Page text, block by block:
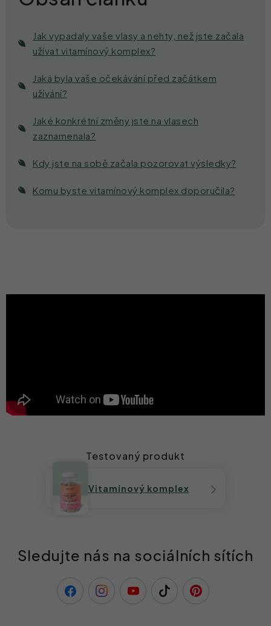
Jak vypadaly vaše vlasy a nehty, než jste začala
užívat vitamínový komplex?
Jaká byla vaše očekávání před začátkem
užívání?
Jaké konkrétní změny jste na vlasech
zaznamenala?
Kdy jste na sobě začala pozorovat výsledky?
Komu byste vitamínový komplex doporučila?
Testovaný produkt
Vitamínový komplex
Sledujte nás na sociálních sítích